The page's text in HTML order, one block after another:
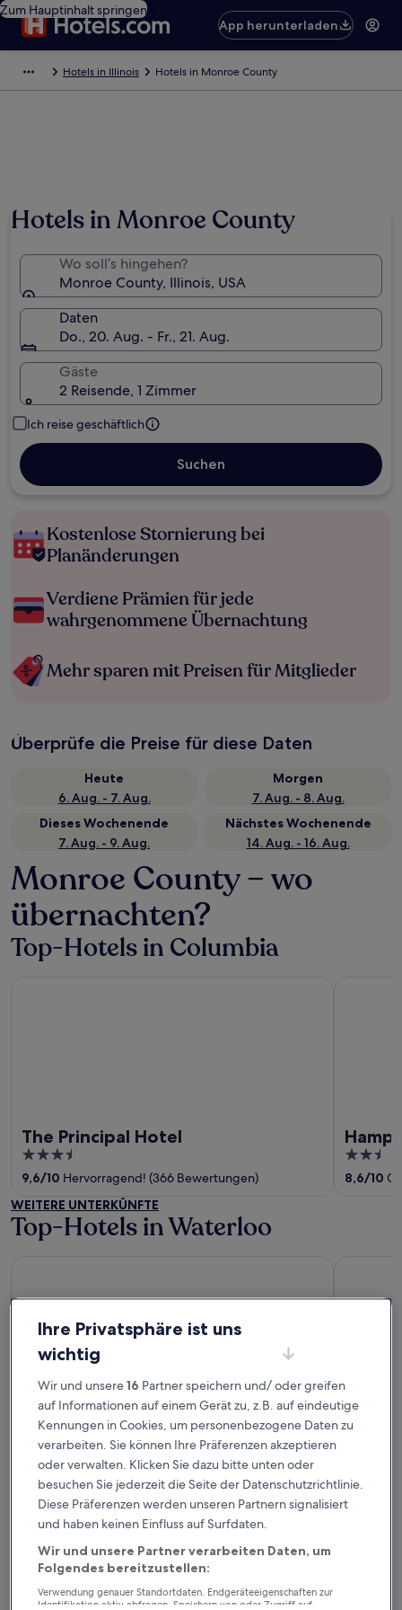
Zum Hauptinhalt springen
App herunterladen
Hotels in Illinois Hotels in Monroe County
Hotels in Monroe County
Wo soll’s hingehen?
Monroe County, Illinois, USA
Daten
Do., 20. Aug. - Fr., 21. Aug.
Gäste
2 Reisende, 1 Zimmer
Ich reise geschäftlich
Suchen
Kostenlose Stornierung bei
Planänderungen
Verdiene Prämien für jede
wahrgenommene Übernachtung
Mehr sparen mit Preisen für Mitglieder
Überprüfe die Preise für diese Daten
Heute
6. Aug. - 7. Aug.
Morgen
7. Aug. - 8. Aug.
Dieses Wochenende
7. Aug. - 9. Aug.
Nächstes Wochenende
14. Aug. - 16. Aug.
Monroe County – wo
übernachten?
Top-Hotels in Columbia
The Principal Hotel
3.5
out
5
9,6/10 Hervorragend! (366 Bewertungen)
2.5
out
8,6/10
WEITERE UNTERKÜNFTE
Top-Hotels in Waterloo
Super 8 by Wyndham Waterloo
out
2
5
Top-Hotels in Prairie du Rocher
The Conner House B&B
Ihre Privatsphäre ist uns
wichtig
Wir und unsere16 Partner speichern und/ oder greifen
auf Informationen auf einem Gerät zu, z.B. auf eindeutige
Kennungen in Cookies, um personenbezogene Daten zu
verarbeiten. Sie können Ihre Präferenzen akzeptieren
oder verwalten. Klicken Sie dazu bitte unten oder
besuchen Sie jederzeit die Seite der Datenschutzrichtlinie.
Diese Präferenzen werden unseren Partnern signalisiert
und haben keinen Einfluss auf Surfdaten.
Wir und unsere Partner verarbeiten Daten, um
Folgendes bereitzustellen:
Verwendung genauer Standortdaten. Endgeräteeigenschaften zur
Identifikation aktiv abfragen. Speichern von oder Zugriff auf